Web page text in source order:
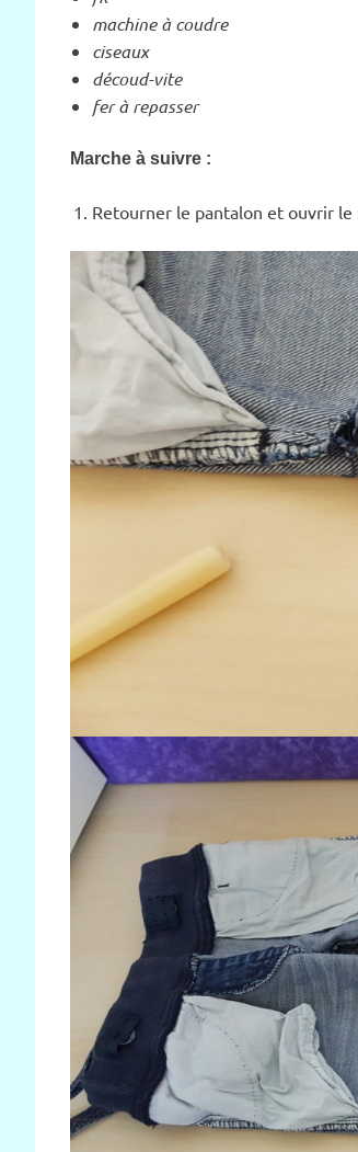
machine à coudre
ciseaux
découd-vite
fer à repasser
Marche à suivre :
Retourner le pantalon et ouvrir